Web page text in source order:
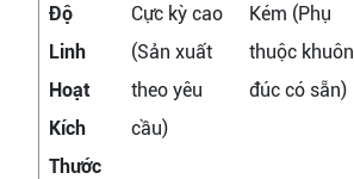
Độ
Linh
Hoạt
Kích
Thước
Cực kỳ cao
(Sản xuất
theo yêu
cầu)
Kém (Phụ
thuộc khuôn
đúc có sẵn)